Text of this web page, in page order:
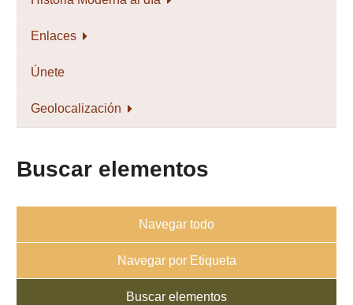
Enlaces
Únete
Geolocalización
Buscar elementos
Navegar todo
Navegar por Etiqueta
Buscar elementos